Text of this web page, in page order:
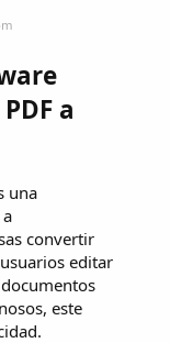
a
una
convertir
editar
este